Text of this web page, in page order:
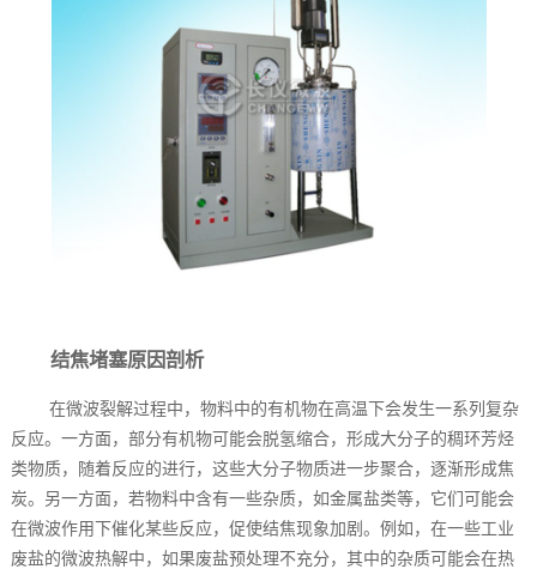
结焦堵塞原因剖析
在微波裂解过程中，物料中的有机物在高温下会发生一系列复杂
反应。一方面，部分有机物可能会脱氢缩合，形成大分子的稠环芳烃
类物质，随着反应的进行，这些大分子物质进一步聚合，逐渐形成焦
炭。另一方面，若物料中含有一些杂质，如金属盐类等，它们可能会
在微波作用下催化某些反应，促使结焦现象加剧。例如，在一些工业
废盐的微波热解中，如果废盐预处理不充分，其中的杂质可能会在热